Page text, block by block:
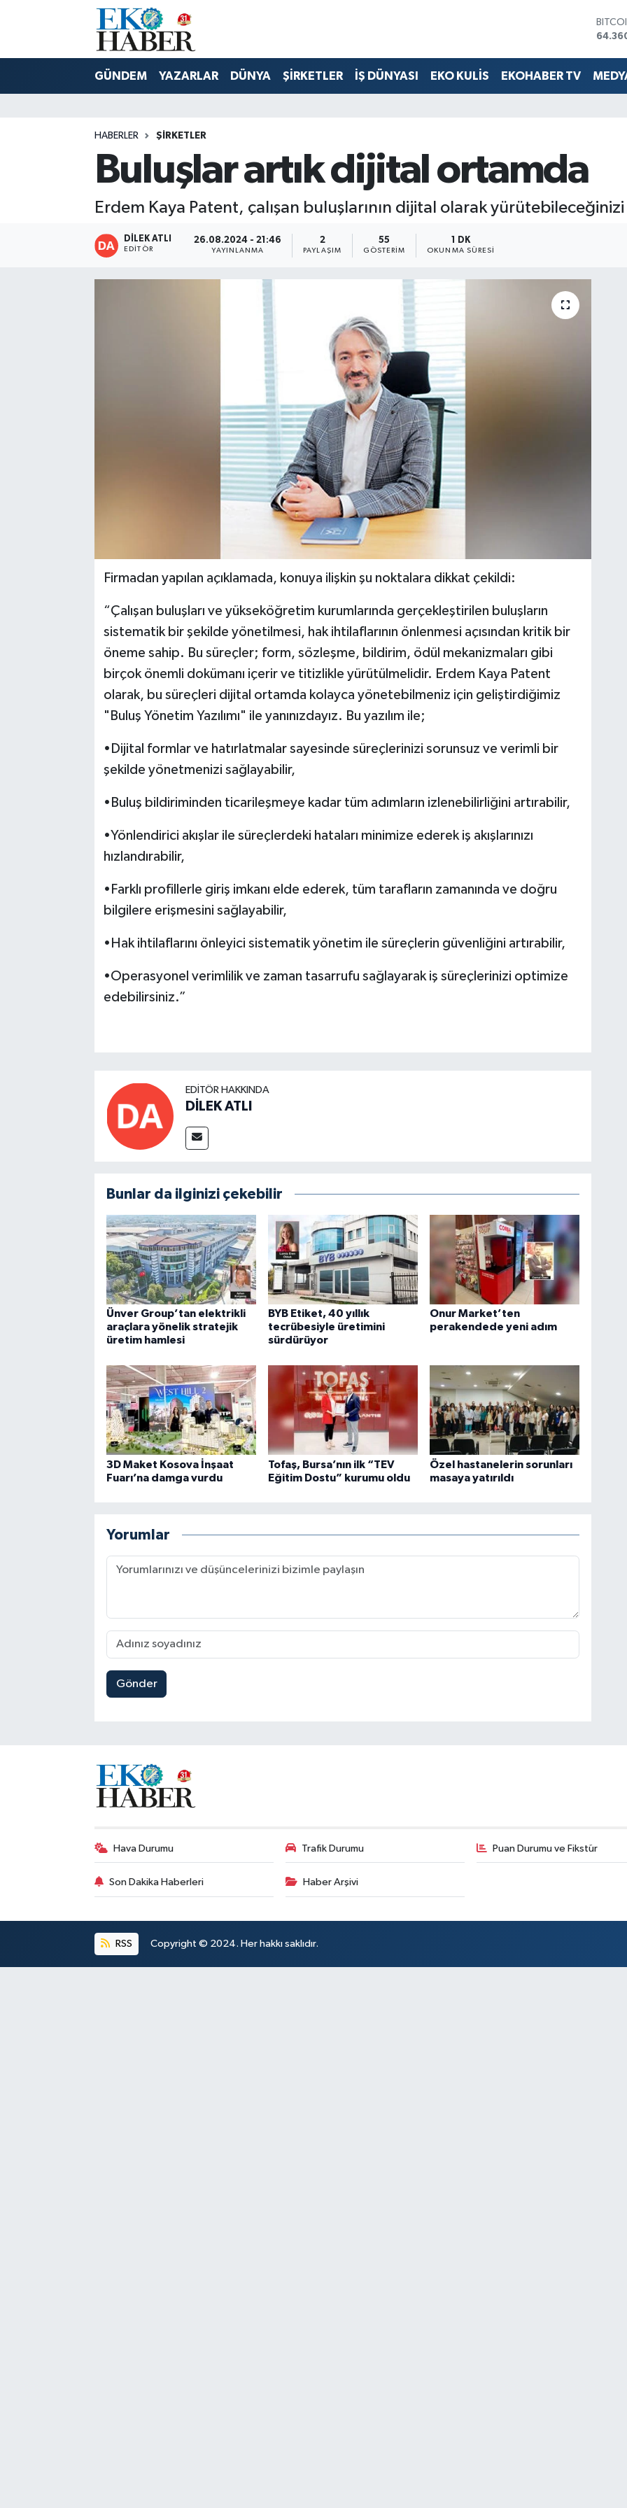
GÜNDEM YAZARLAR DÜNYA ŞİRKETLER İŞ DÜNYASI EKO KULİS EKOHABER TV
HABERLER ŞIRKETLER
Buluşlar artık dijital ortamda
Erdem Kaya Patent, çalışan buluşlarının dijital olarak
DİLEK ATLI
EDITÖR
26.08.2024 - 21:46
YAYINLANMA
2
PAYLAŞIM
55
GÖSTERIM
1 DK
OKUNMA SÜRESI
Firmadan yapılan açıklamada, konuya ilişkin şu noktalara dikkat çekildi:
“Çalışan buluşları ve yükseköğretim kurumlarında gerçekleştirilen buluşların
sistematik bir şekilde yönetilmesi, hak ihtilaflarının önlenmesi açısından kritik bir
öneme sahip. Bu süreçler; form, sözleşme, bildirim, ödül mekanizmaları gibi
birçok önemli dokümanı içerir ve titizlikle yürütülmelidir. Erdem Kaya Patent
olarak, bu süreçleri dijital ortamda kolayca yönetebilmeniz için geliştirdiğimiz
"Buluş Yönetim Yazılımı" ile yanınızdayız. Bu yazılım ile;
•Dijital formlar ve hatırlatmalar sayesinde süreçlerinizi sorunsuz ve verimli bir
şekilde yönetmenizi sağlayabilir,
•Buluş bildiriminden ticarileşmeye kadar tüm adımların izlenebilirliğini artırabilir,
•Yönlendirici akışlar ile süreçlerdeki hataları minimize ederek iş akışlarınızı
hızlandırabilir,
•Farklı profillerle giriş imkanı elde ederek, tüm tarafların zamanında ve doğru
bilgilere erişmesini sağlayabilir,
•Hak ihtilaflarını önleyici sistematik yönetim ile süreçlerin güvenliğini artırabilir,
•Operasyonel verimlilik ve zaman tasarrufu sağlayarak iş süreçlerinizi optimize
edebilirsiniz.”
EDITÖR HAKKINDA
DİLEK ATLI
Bunlar da ilginizi çekebilir
Ünver Group’tan elektrikli
araçlara yönelik stratejik
üretim hamlesi
BYB Etiket, 40 yıllık
tecrübesiyle üretimini
sürdürüyor
Onur Market’ten
perakendede yeni adım
3D Maket Kosova İnşaat
Fuarı’na damga vurdu
Tofaş, Bursa’nın ilk “TEV
Eğitim Dostu” kurumu oldu
Özel hastanelerin sorunları
masaya yatırıldı
Yorumlar
Gönder
Hava Durumu Trafik Durumu Puan Durumu ve Fikstür
Son Dakika Haberleri Haber Arşivi
RSS Copyright © 2024. Her hakkı saklıdır.
Hava Durumu
Tüm Manşetler
Haber Arşivi